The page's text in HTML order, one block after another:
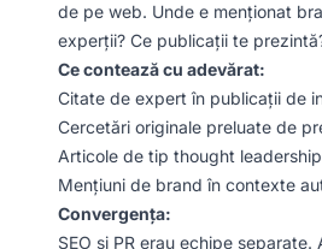
de pe web. Unde e menționat
experții? Ce publicații te
Ce contează cu adevărat:
Citate de expert în publicații de
Cercetări originale preluate de
Articole de tip thought
Mențiuni de brand în contexte
Convergența:
SEO și PR erau echipe